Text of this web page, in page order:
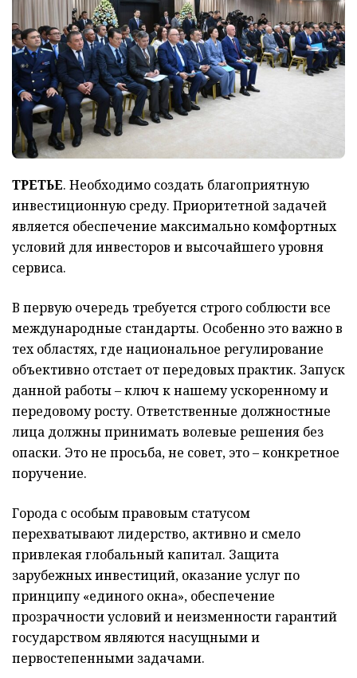
ТРЕТЬЕ. Необходимо создать благоприятную
инвестиционную среду. Приоритетной задачей
является обеспечение максимально комфортных
условий для инвесторов и высочайшего уровня
сервиса.
В первую очередь требуется строго соблюсти все
международные стандарты. Особенно это важно в
тех областях, где национальное регулирование
объективно отстает от передовых практик. Запуск
данной работы – ключ к нашему ускоренному и
передовому росту. Ответственные должностные
лица должны принимать волевые решения без
опаски. Это не просьба, не совет, это – конкретное
поручение.
Города с особым правовым статусом
перехватывают лидерство, активно и смело
привлекая глобальный капитал. Защита
зарубежных инвестиций, оказание услуг по
принципу «единого окна», обеспечение
прозрачности условий и неизменности гарантий
государством являются насущными и
первостепенными задачами.